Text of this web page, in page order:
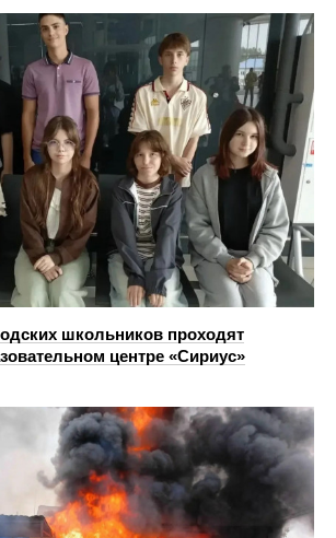
школьников проходят
центре «Сириус»